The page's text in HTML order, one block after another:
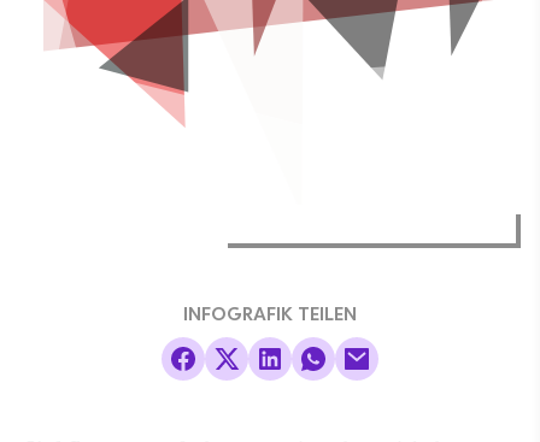
INFOGRAFIK TEILEN